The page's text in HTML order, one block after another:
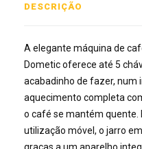
DESCRIÇÃO
A elegante máquina de
Dometic oferece até 5
acabadinho de fazer, num
aquecimento completa
o café se mantém quente.
utilização móvel, o jarro